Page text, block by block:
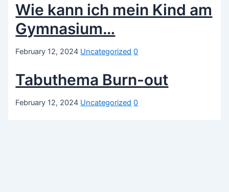
Wie kann ich mein Kind am
Gymnasium…
February 12, 2024 Uncategorized 0
Tabuthema Burn-out
February 12, 2024 Uncategorized 0